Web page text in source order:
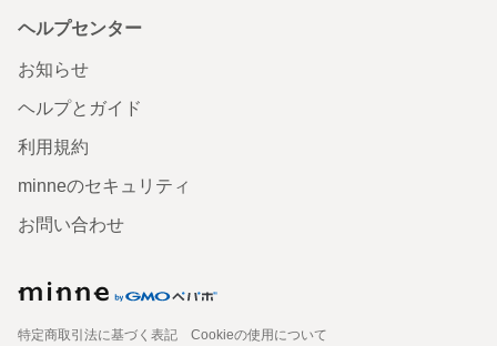
ヘルプセンター
お知らせ
ヘルプとガイド
利用規約
minneのセキュリティ
お問い合わせ
特定商取引法に基づく表記
Cookieの使用について